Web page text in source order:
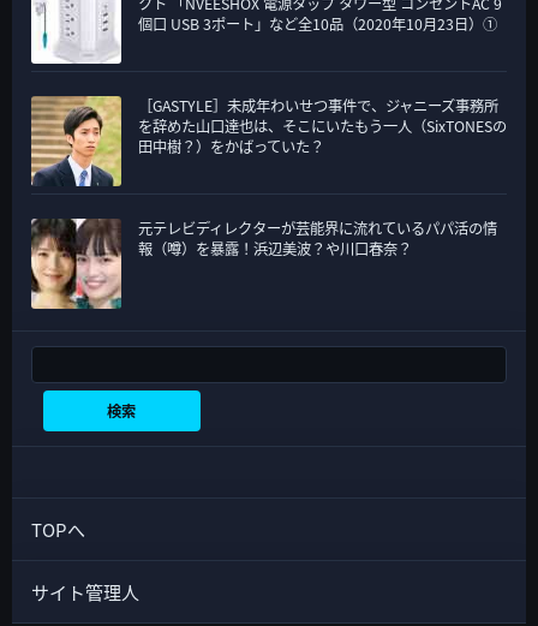
個口 USB 3ポート」など全10品（2020年10月23日）①
［GASTYLE］未成年わいせつ事件で、ジャニーズ事務所
を辞めた山口達也は、そこにいたもう一人（SixTONESの
田中樹？）をかばっていた？
元テレビディレクターが芸能界に流れているパパ活の情
報（噂）を暴露！浜辺美波？や川口春奈？
検索
TOPへ
サイト管理人